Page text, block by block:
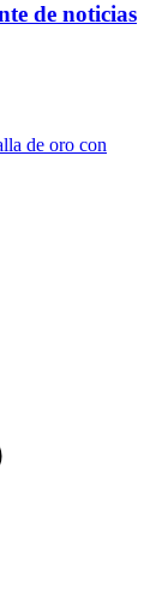
de noticias